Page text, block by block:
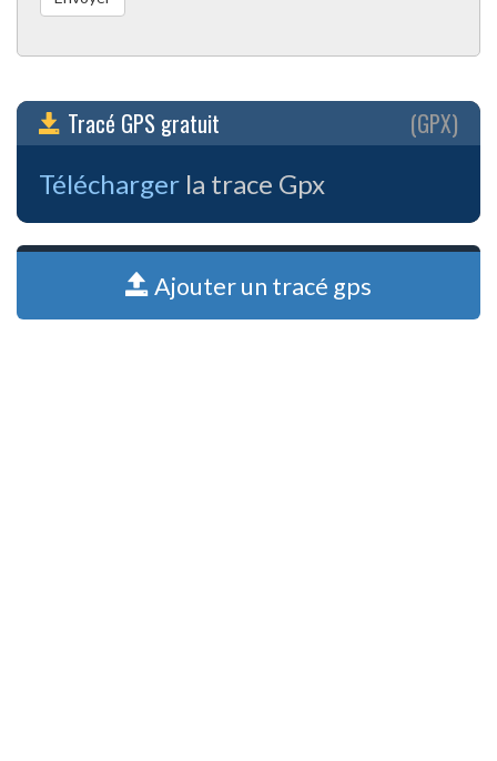
Tracé GPS gratuit (GPX)
Télécharger la trace Gpx
Ajouter un tracé gps